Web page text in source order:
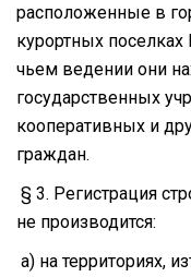
расположенные в
курортных
чьем ведении они
государственных
кооперативных и
граждан.
§ 3. Регистрация
не производится:
а) на территориях,